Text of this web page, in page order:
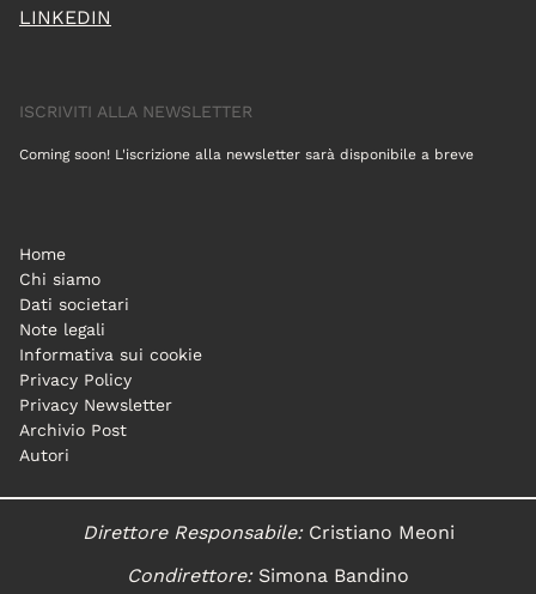
LINKEDIN
ISCRIVITI ALLA NEWSLETTER
Coming soon! L'iscrizione alla newsletter sarà disponibile a breve
Home
Chi siamo
Dati societari
Note legali
Informativa sui cookie
Privacy Policy
Privacy Newsletter
Archivio Post
Autori
Direttore Responsabile:Cristiano Meoni
Condirettore:Simona Bandino